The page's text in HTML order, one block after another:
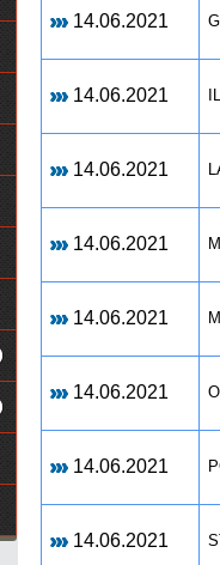
14.06.2021
14.06.2021
14.06.2021
14.06.2021
14.06.2021
14.06.2021
14.06.2021
14.06.2021